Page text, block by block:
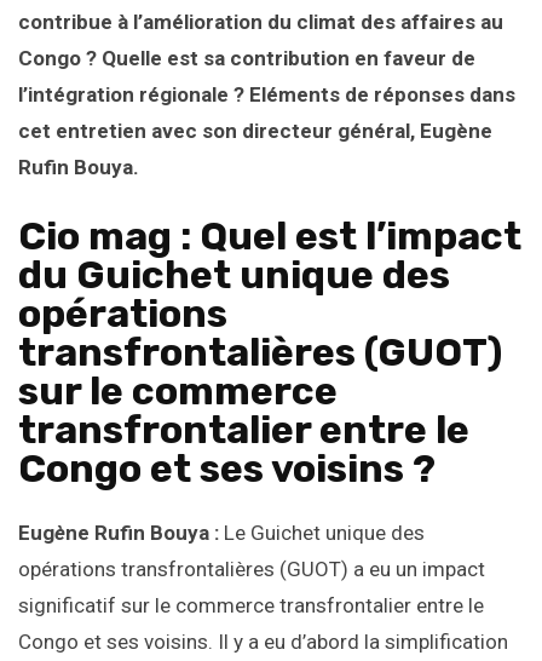
contribue à l’amélioration du climat des affaires au
Congo ? Quelle est sa contribution en faveur de
l’intégration régionale ? Eléments de réponses dans
cet entretien avec son directeur général, Eugène
Rufin Bouya.
Cio mag : Quel est l’impact
du Guichet unique des
opérations
transfrontalières (GUOT)
sur le commerce
transfrontalier entre le
Congo et ses voisins ?
Eugène Rufin Bouya : Le Guichet unique des
opérations transfrontalières (GUOT) a eu un impact
significatif sur le commerce transfrontalier entre le
Congo et ses voisins. Il y a eu d’abord la simplification